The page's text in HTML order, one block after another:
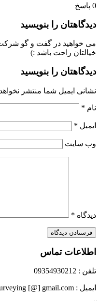
0 پاسخ
دیدگاهتان را بنویسید
می خواهید در گفت و گو
خیالتان راحت باشد :)
دیدگاهتان را بنویسید
نشانی ایمیل شما منتشر
نام *
ایمیل *
وب‌ سایت
دیدگاه *
اطلاعات تماس
تلفن : 09354930212
ایمیل : mktsurveying [@] gmail.com